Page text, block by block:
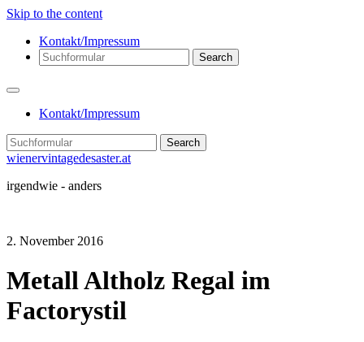
Skip to the content
Kontakt/Impressum
Search
Kontakt/Impressum
Search
wienervintagedesaster.at
irgendwie - anders
2. November 2016
Metall Altholz Regal im
Factorystil